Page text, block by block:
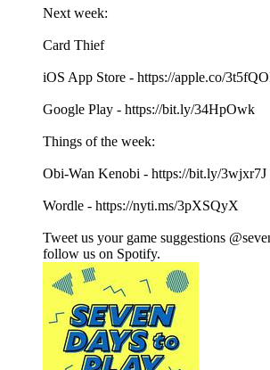
Next week:
Card Thief
iOS App Store - https://apple.co/
Google Play - https://bit.ly/34HpOwk
Things of the week:
Obi-Wan Kenobi - https://bit.ly/3wjxr7J
Wordle - https://nyti.ms/3pXSQyX
Tweet us your game suggestions
follow us on Spotify.